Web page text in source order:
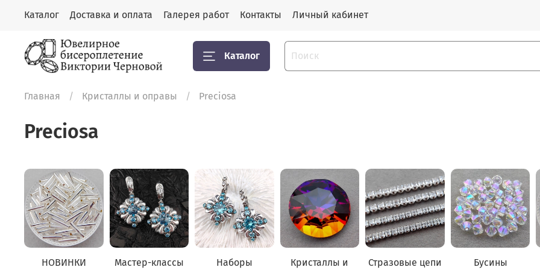
Каталог Доставка и оплата Галерея работ Контакты Личный кабинет
Каталог
Главная Кристаллы и оправы Preciosa
Preciosa
НОВИНКИ Мастер-классы
Наборы
Кристаллы и
Стразовые цепи Бусины